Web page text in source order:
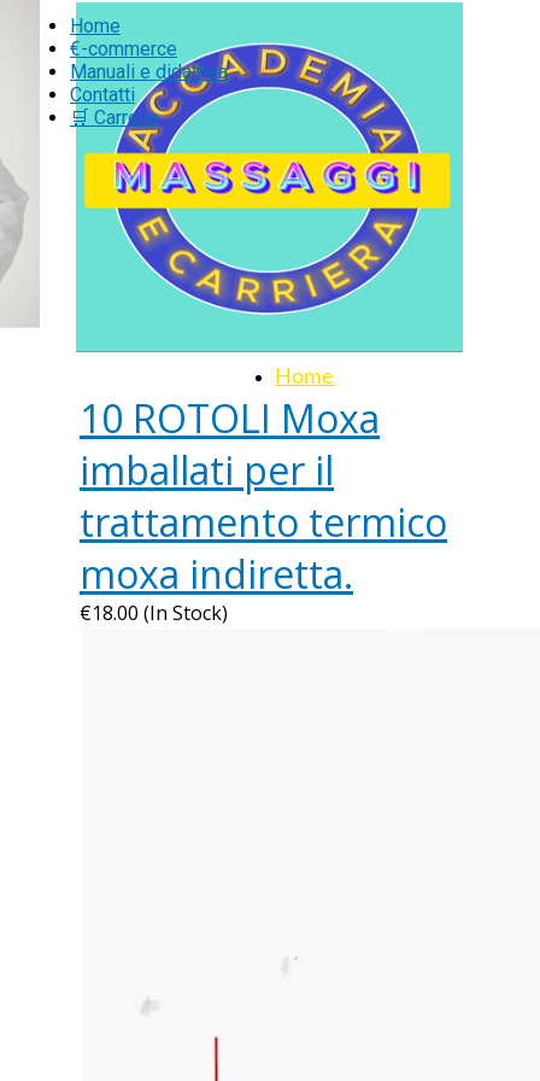
Home
€-commerce
Manuali e didattica
Contatti
🛒 Carrello
10 ROTOLI Moxa
imballati per il
trattamento termico
moxa indiretta.
€18.00 (In Stock)
Home